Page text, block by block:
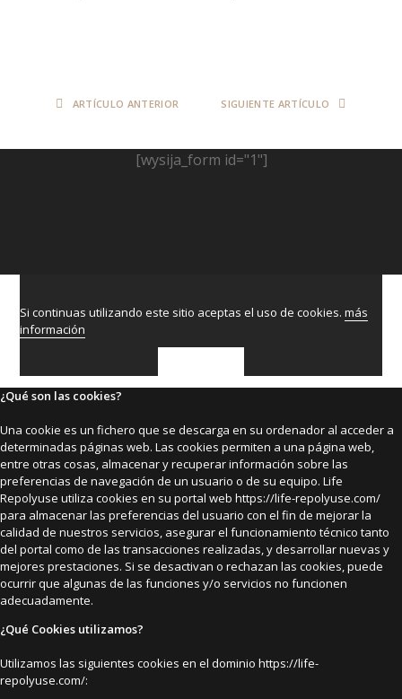
ARTÍCULO ANTERIOR SIGUIENTE ARTÍCULO
[wysija_form id="1"]
Si continuas utilizando este sitio aceptas el uso de cookies.más
información
¿Qué son las cookies?
Una cookie es un fichero que se descarga en su ordenador al acceder a
determinadas páginas web. Las cookies permiten a una página web,
entre otras cosas, almacenar y recuperar información sobre las
preferencias de navegación de un usuario o de su equipo. Life
Repolyuse utiliza cookies en su portal web https://life-repolyuse.com/
para almacenar las preferencias del usuario con el fin de mejorar la
calidad de nuestros servicios, asegurar el funcionamiento técnico tanto
del portal como de las transacciones realizadas, y desarrollar nuevas y
mejores prestaciones. Si se desactivan o rechazan las cookies, puede
ocurrir que algunas de las funciones y/o servicios no funcionen
adecuadamente.
¿Qué Cookies utilizamos?
Utilizamos las siguientes cookies en el dominio https://life-
repolyuse.com/: